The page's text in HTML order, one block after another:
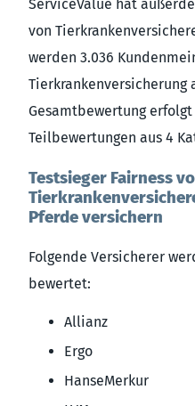
ServiceValue hat
von
werden 3.036
Tierkrankenversicherung
Gesamtbewertung
Teilbewertungen aus 4
Testsieger Fairness
Pferde versichern
Folgende Versicherer
bewertet:
Allianz
Ergo
HanseMerkur